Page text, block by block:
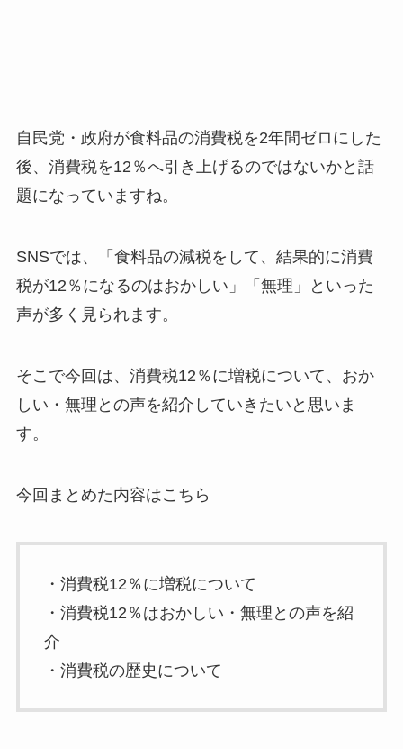
自民党・政府が食料品の消費税を2年間ゼロにした
後、消費税を12％へ引き上げるのではないかと話
題になっていますね。
SNSでは、「食料品の減税をして、結果的に消費
税が12％になるのはおかしい」「無理」といった
声が多く見られます。
そこで今回は、消費税12％に増税について、おか
しい・無理との声を紹介していきたいと思いま
す。
今回まとめた内容はこちら
・消費税12％に増税について
・消費税12％はおかしい・無理との声を紹
介
・消費税の歴史について